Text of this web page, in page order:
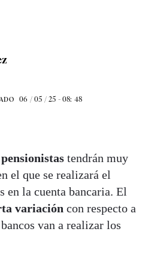
06 / 05 / 25 - 08: 48
pensionistas tendrán muy
el que se realizará el
en la cuenta bancaria. El
variación con respecto a
van a realizar los